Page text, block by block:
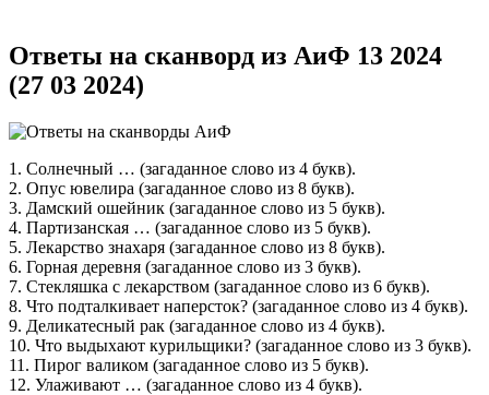
Ответы на сканворд из АиФ 13 2024
(27 03 2024)
1. Солнечный … (загаданное слово из 4 букв).
2. Опус ювелира (загаданное слово из 8 букв).
3. Дамский ошейник (загаданное слово из 5 букв).
4. Партизанская … (загаданное слово из 5 букв).
5. Лекарство знахаря (загаданное слово из 8 букв).
6. Горная деревня (загаданное слово из 3 букв).
7. Стекляшка с лекарством (загаданное слово из 6 букв).
8. Что подталкивает наперсток? (загаданное слово из 4 букв).
9. Деликатесный рак (загаданное слово из 4 букв).
10. Что выдыхают курильщики? (загаданное слово из 3 букв).
11. Пирог валиком (загаданное слово из 5 букв).
12. Улаживают … (загаданное слово из 4 букв).